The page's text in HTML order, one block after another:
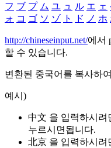
フ ブ プ ム ユ ュ ル エ ェ
ォ コ ゴ ソ ゾ ト ド ノ ホ
http://chineseinput.net/에서
할 수 있습니다.
변환된 중국어를 복사하
예시)
中文 을 입력하시려
누르시면됩니다.
北京 을 입력하시려